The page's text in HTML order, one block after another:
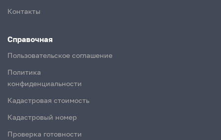
Контакты
Справочная
Пользовательское соглашение
Политика
конфиденциальности
Кадастровая стоимость
Кадастровый номер
Проверка готовности